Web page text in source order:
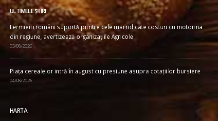
ULTIMELE ȘTIRI
Fermierii români suportă printre cele mai ridicate costuri cu motorina
din regiune, avertizează organizațiile Agricole
05/08/2026
Piața cerealelor intră în august cu presiune asupra cotațiilor bursiere
04/08/2026
HARTA